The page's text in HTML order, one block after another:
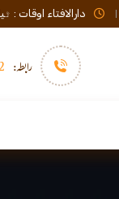
دارالافتاء اوقات : ٹیلی فون صبح 08:00 تا عشاء /
رابطہ: